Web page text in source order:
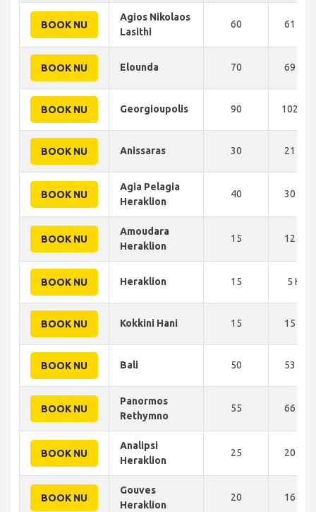
BOOK NU
Agios Nikolaos
Lasithi
60 61 KM
BOOK NU Elounda 70 69 KM
BOOK NU Georgioupolis 90 102 KM
BOOK NU Anissaras 30 21 KM
BOOK NU
Agia Pelagia
Heraklion
40 30 KM
BOOK NU
Amoudara
Heraklion
15 12 KM
BOOK NU Heraklion 15 5 KM
BOOK NU Kokkini Hani 15 15 KM
BOOK NU Bali 50 53 KM
BOOK NU
Panormos
Rethymno
55 66 KM
BOOK NU
Analipsi
Heraklion
25 20 KM
BOOK NU
Gouves
Heraklion
20 16 KM